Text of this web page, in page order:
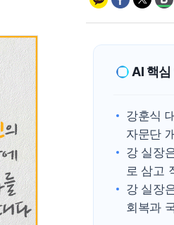
AI 핵심
강훈식
자문단
강 실장
로 삼고
강 실장
회복과